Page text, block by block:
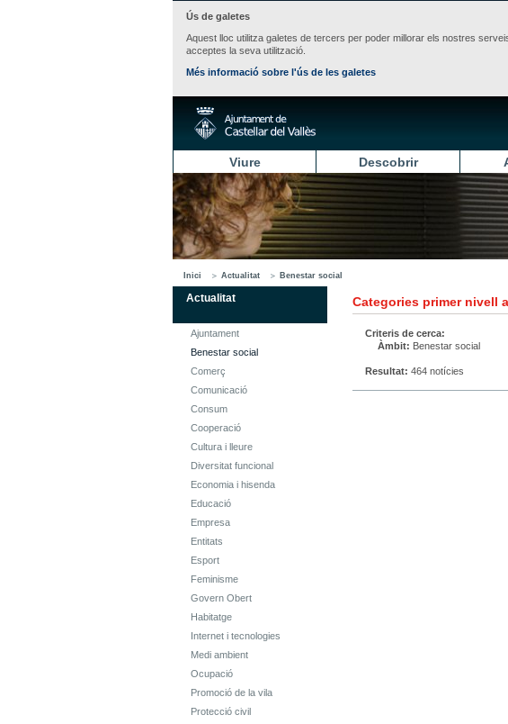
Ús de galetes
Aquest lloc utilitza galetes de tercers per poder millorar els nostres
acceptes la seva utilització.
Més informació sobre l'ús de les galetes
Viure Descobrir
Inici Actualitat Benestar social
Actualitat
Ajuntament
Benestar social
Comerç
Comunicació
Consum
Cooperació
Cultura i lleure
Diversitat funcional
Economia i hisenda
Educació
Empresa
Entitats
Esport
Feminisme
Govern Obert
Habitatge
Internet i tecnologies
Medi ambient
Ocupació
Promoció de la vila
Protecció civil
Categories primer nivell
Criteris de cerca:
Àmbit: Benestar social
Resultat: 464 notícies